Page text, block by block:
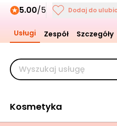
5.00/5 Dodaj do
Usługi Zespół Szczegóły
Kosmetyka